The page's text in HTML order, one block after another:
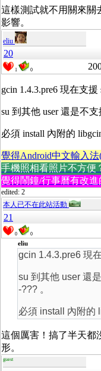
這樣測試就不用關來關
影響。
eliu
20
1 0
gcin 1.4.3.pre6 現在支援
su 到其他 user 還是不支
必須 install 內附的
覺得Android中文輸入
手機照相看照片不方便
覺得鬧鐘/行事曆有改
edited: 2
本人已不在此站活動
21
0 0
eliu
gcin 1.4.3.pre6 現
su 到其他 user 還
-??? 。
必須 install 內附的
這個厲害！搞了半天都
形。
guest